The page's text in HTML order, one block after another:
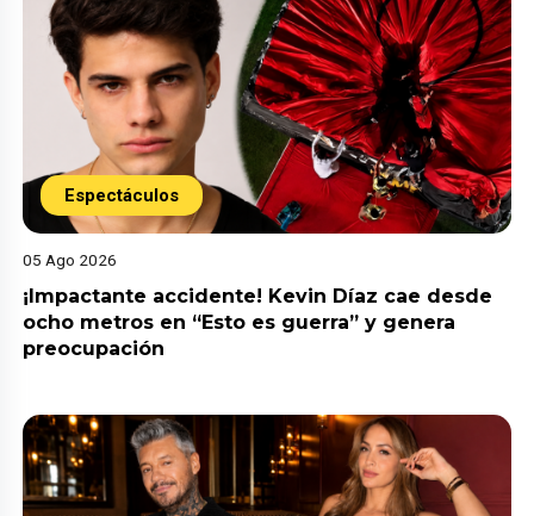
Espectáculos
05 Ago 2026
¡Impactante accidente! Kevin Díaz cae desde
ocho metros en “Esto es guerra” y genera
preocupación